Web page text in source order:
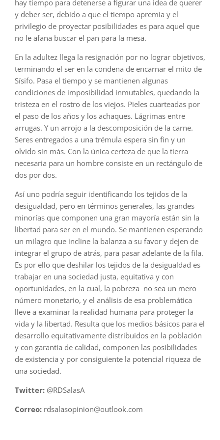
hay tiempo para detenerse a figurar una idea de querer
y deber ser, debido a que el tiempo apremia y el
privilegio de proyectar posibilidades es para aquel que
no le afana buscar el pan para la mesa.
En la adultez llega la resignación por no lograr objetivos,
terminando el ser en la condena de encarnar el mito de
Sísifo. Pasa el tiempo y se mantienen algunas
condiciones de imposibilidad inmutables, quedando la
tristeza en el rostro de los viejos. Pieles cuarteadas por
el paso de los años y los achaques. Lágrimas entre
arrugas. Y un arrojo a la descomposición de la carne.
Seres entregados a una trémula espera sin fin y un
olvido sin más. Con la única certeza de que la tierra
necesaria para un hombre consiste en un rectángulo de
dos por dos.
Así uno podría seguir identificando los tejidos de la
desigualdad, pero en términos generales, las grandes
minorías que componen una gran mayoría están sin la
libertad para ser en el mundo. Se mantienen esperando
un milagro que incline la balanza a su favor y dejen de
integrar el grupo de atrás, para pasar adelante de la fila.
Es por ello que deshilar los tejidos de la desigualdad es
trabajar en una sociedad justa, equitativa y con
oportunidades, en la cual, la pobreza no sea un mero
número monetario, y el análisis de esa problemática
lleve a examinar la realidad humana para proteger la
vida y la libertad. Resulta que los medios básicos para el
desarrollo equitativamente distribuidos en la población
y con garantía de calidad, componen las posibilidades
de existencia y por consiguiente la potencial riqueza de
una sociedad.
Twitter: @RDSalasA
Correo: rdsalasopinion@outlook.com